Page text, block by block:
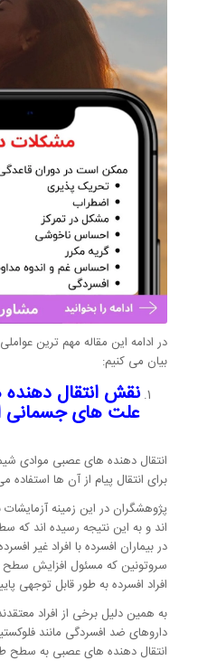
در ادامه این مقاله مهم ترین
بیان می کنیم:
نقش انتقال
علت های جسمانی
انتقال دهنده های عصبی موادی
برای انتقال پیام از آن ها استفاده
پژوهشگران در این زمینه
اند و به این نتیجه رسیده اند که
در بیماران افسرده با افراد غیر
سروتونین که مسئول افزایش
افراد افسرده به طور قابل توجهی
به همین دلیل برخی از افراد
داروهای ضد افسردگی مانند
انتقال دهنده های عصبی به سطح